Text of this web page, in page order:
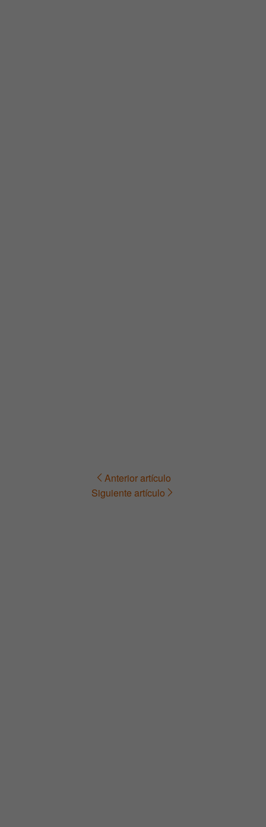
Navegación Anterior artículo
Siguiente artículo